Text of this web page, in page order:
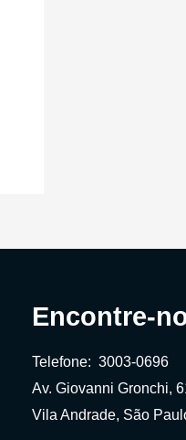
Encontre-
Telefone: 3003-0696
Av. Giovanni Gronchi,
Vila Andrade, São